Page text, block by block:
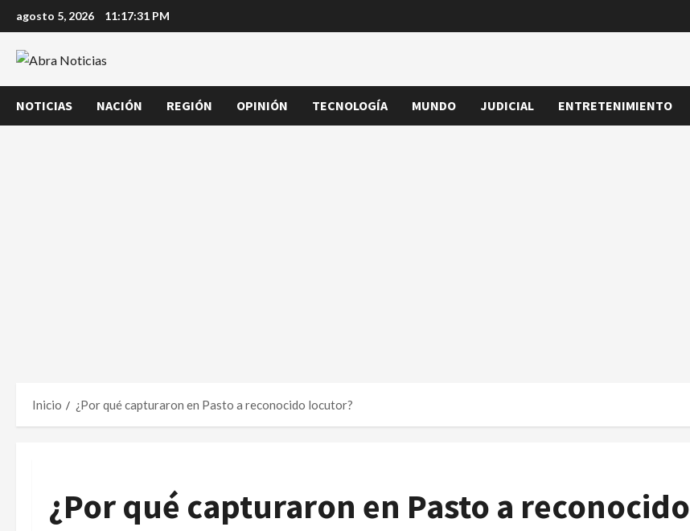
al
contenido
agosto 5, 2026 11:17:32 PM
NOTICIAS NACIÓN REGIÓN OPINIÓN TECNOLOGÍA MUNDO JUDICIAL ENTRETENIMIENTO
Inicio ¿Por qué capturaron en Pasto a reconocido locutor?
¿Por qué capturaron en Pasto a reconocido